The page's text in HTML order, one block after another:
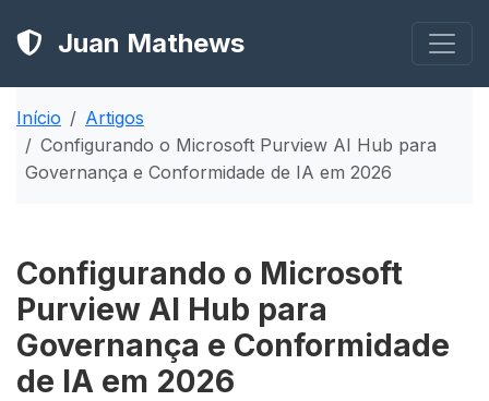
Juan Mathews
Início
Artigos
Configurando o Microsoft Purview AI Hub para
Governança e Conformidade de IA em 2026
Configurando o Microsoft
Purview AI Hub para
Governança e Conformidade
de IA em 2026